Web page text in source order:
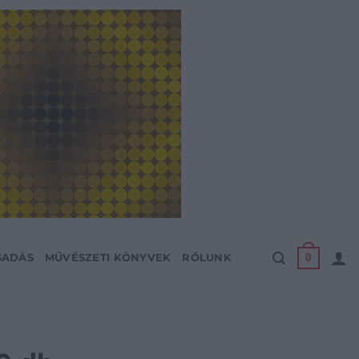
MŰVÉSZETI KÖNYVEK RÓLUNK 0